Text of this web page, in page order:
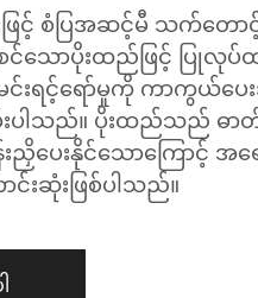
းဖြင့် စံပြအဆင့်မီ သက်တ
င်သောပိုးထည်ဖြင့် ပြုလု
င်းရင့်ရော်မှုကို ကာကွယ်ပေ
မ်းပါသည်။ ပိုးထည်သည် ဓ
ညှိပေးနိုင်သောကြောင့် အ
းဆုံးဖြစ်ပါသည်။